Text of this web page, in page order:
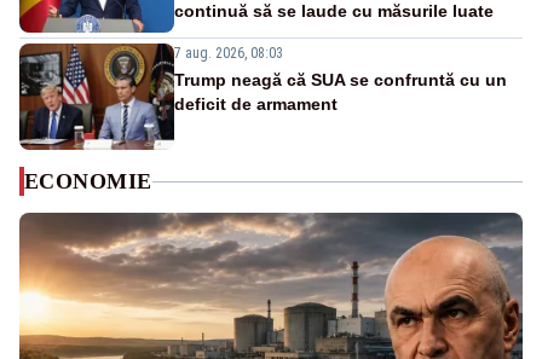
continuă să se laude cu măsurile luate
7 aug. 2026, 08:03
Trump neagă că SUA se confruntă cu un
deficit de armament
ECONOMIE